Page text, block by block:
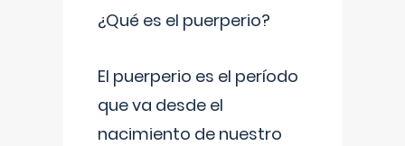
¿Qué es el puerperio?
El puerperio es el período
que va desde el
nacimiento de nuestro